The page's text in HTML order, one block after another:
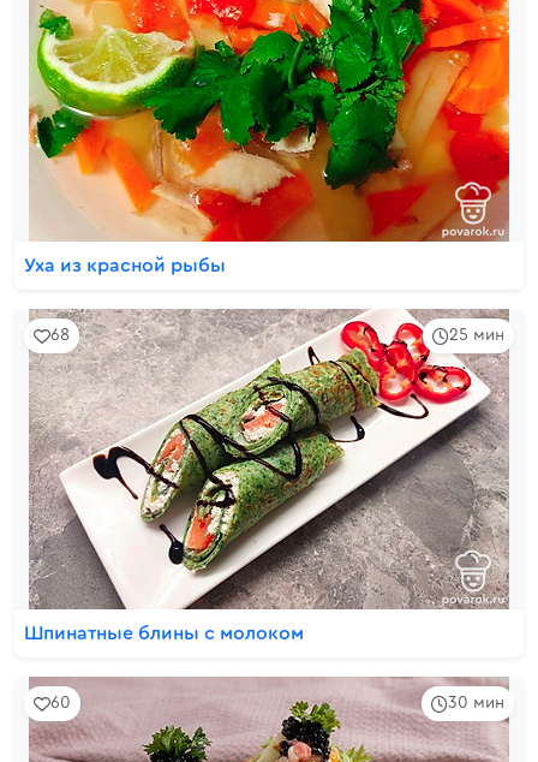
Уха из красной рыбы
25 мин
68
Шпинатные блины с молоком
30 мин
60